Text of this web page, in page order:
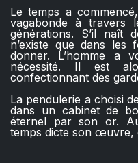
Le temps a
vagabonde à travers
générations. S’il
n’existe que dans les
donner. L’homme a
nécessité. Il est
confectionnant des
La pendulerie a choisi
dans un cabinet de
éternel par son or.
temps dicte son œuvre,